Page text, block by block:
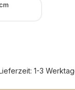
1-3